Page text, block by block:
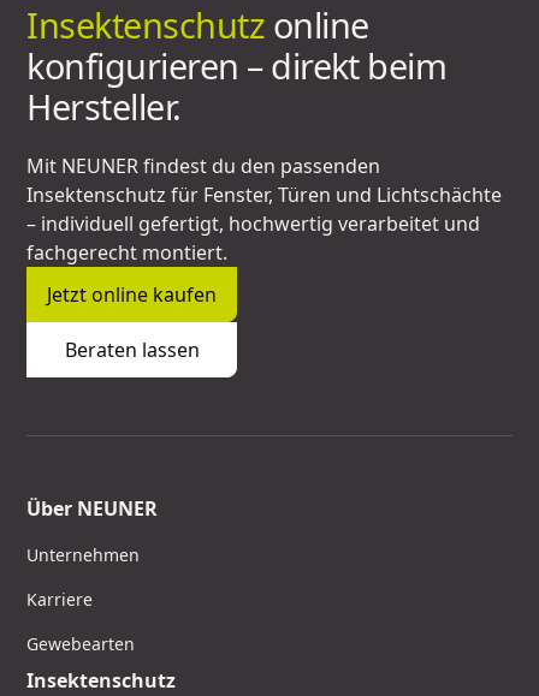
Insektenschutz online
konfigurieren – direkt beim
Hersteller.
Mit NEUNER findest du den passenden
Insektenschutz für Fenster, Türen und Lichtschächte
– individuell gefertigt, hochwertig verarbeitet und
fachgerecht montiert.
Jetzt online kaufen
Beraten lassen
Über NEUNER
Unternehmen
Karriere
Gewebearten
Insektenschutz